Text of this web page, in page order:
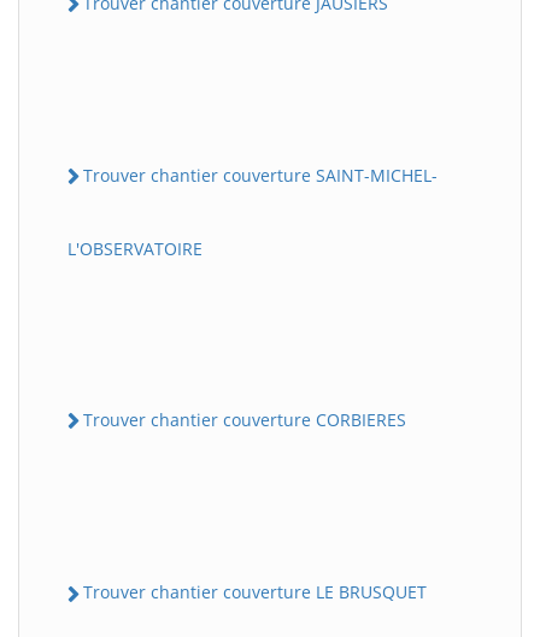
Trouver chantier couverture SAINT-MICHEL-
L'OBSERVATOIRE
Trouver chantier couverture CORBIERES
Trouver chantier couverture LE BRUSQUET